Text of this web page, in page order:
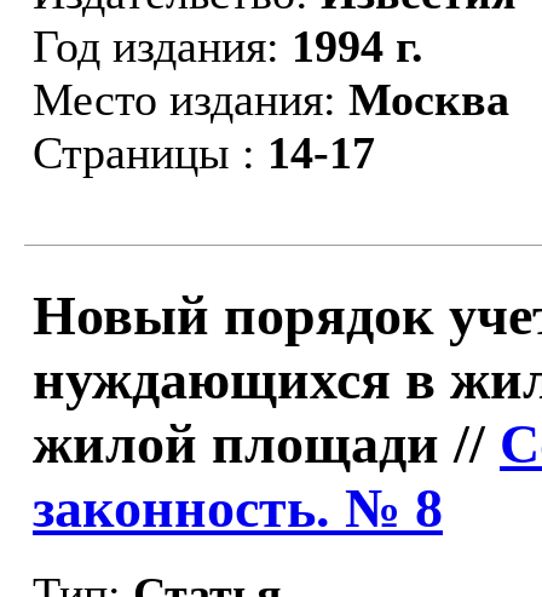
Год издания: 1994 г.
Место издания: Москва
Страницы : 14-17
Новый порядок
нуждающихся в
жилой площади //
законность. № 8